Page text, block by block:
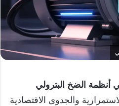
أنظمة الضخ البترولي
والجدوى الاقتصادية